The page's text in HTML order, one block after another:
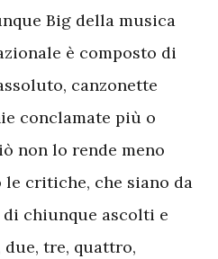
Big della musica
è composto di
canzonette
conclamate più o
non lo rende meno
le critiche, che siano da
chiunque ascolti e
tre, quattro,